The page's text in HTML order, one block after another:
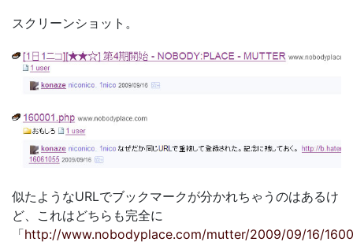
スクリーンショット。
似たようなURLでブックマークが分かれちゃうのはあるけ
ど、これはどちらも完全に
「http://www.nobodyplace.com/mutter/2009/09/16/